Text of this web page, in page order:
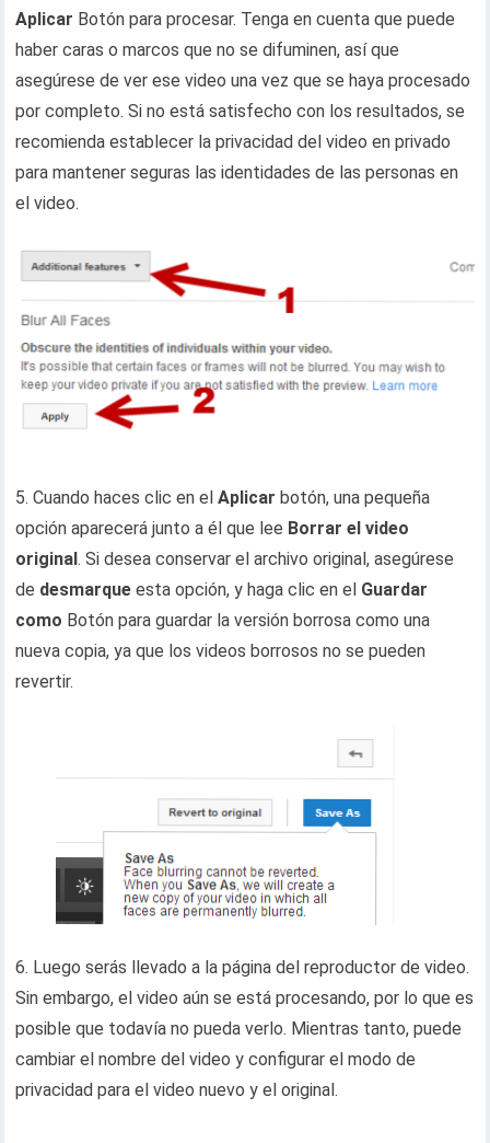
Aplicar Botón para procesar. Tenga en cuenta que puede
haber caras o marcos que no se difuminen, así que
asegúrese de ver ese video una vez que se haya procesado
por completo. Si no está satisfecho con los resultados, se
recomienda establecer la privacidad del video en privado
para mantener seguras las identidades de las personas en
el video.
5. Cuando haces clic en elAplicar botón, una pequeña
opción aparecerá junto a él que lee Borrar el video
original. Si desea conservar el archivo original, asegúrese
de desmarque esta opción, y haga clic en el Guardar
como Botón para guardar la versión borrosa como una
nueva copia, ya que los videos borrosos no se pueden
revertir.
6. Luego serás llevado a la página del reproductor de video.
Sin embargo, el video aún se está procesando, por lo que es
posible que todavía no pueda verlo. Mientras tanto, puede
cambiar el nombre del video y configurar el modo de
privacidad para el video nuevo y el original.